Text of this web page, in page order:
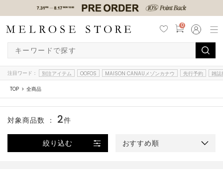
0
注目ワード： 別注アイテム OOFOS MAISON CANAUメゾンカナウ 先行予約 雑誌
TOP 全商品
絞り込む おすすめ順
対象商品数 ： 2件